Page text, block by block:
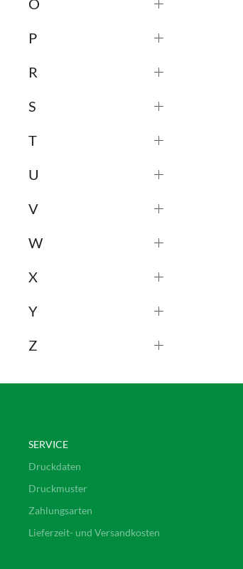
O
P
R
S
T
U
V
W
X
Y
Z
SERVICE
Druckdaten
Druckmuster
Zahlungsarten
Lieferzeit- und Versandkosten